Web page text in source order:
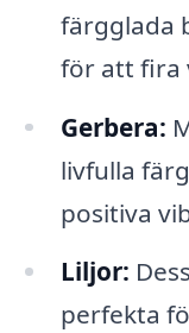
färgglada
för att fira
Gerbera:
livfulla
positiva
Liljor:
perfekta